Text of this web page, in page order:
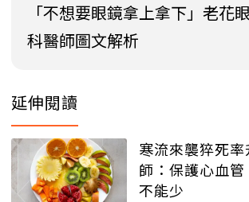
「不想要眼鏡拿上拿下」老花
科醫師圖文解析
延伸閱讀
寒流來襲猝死
師：保護心血管
不能少